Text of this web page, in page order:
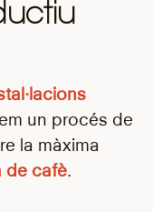
un procés de
la màxima
de cafè